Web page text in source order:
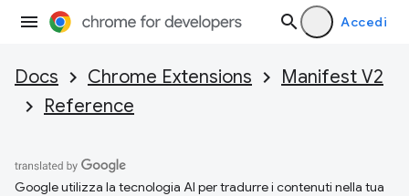
Accedi
Docs Chrome Extensions
Manifest V2
Reference
Google utilizza la tecnologia AI per tradurre i contenuti nella tua